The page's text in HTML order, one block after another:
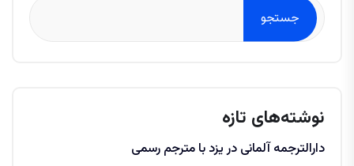
جستجو
نوشته‌های تازه
دارالترجمه آلمانی در یزد با مترجم رسمی